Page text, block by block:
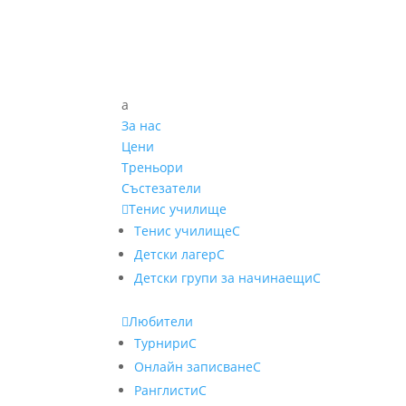
a
За нас
Цени
Треньори
Състезатели
Тенис училище
Тенис училищеC
Детски лагерC
Детски групи за начинаещиC
Любители
ТурнириC
Онлайн записванеC
РанглистиC